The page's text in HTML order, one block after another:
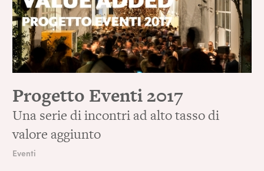
Progetto Eventi 2017
Una serie di incontri ad alto tasso di
valore aggiunto
Eventi